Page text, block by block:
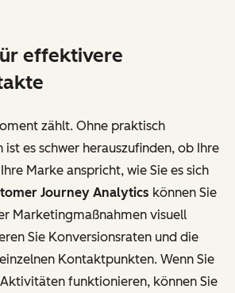
effektivere
zählt. Ohne praktisch
es schwer herauszufinden, ob Ihre
Marke anspricht, wie Sie es sich
Journey Analytics können Sie
Marketingmaßnahmen visuell
Sie Konversionsraten und die
Kontaktpunkten. Wenn Sie
funktionieren, können Sie